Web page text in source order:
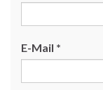
E-Mail *